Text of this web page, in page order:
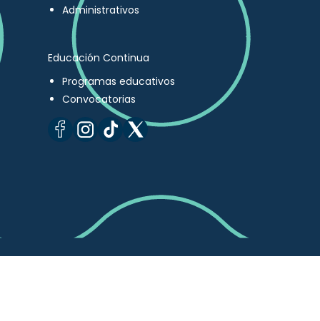
Administrativos
Educación Continua
Programas educativos
Convocatorias